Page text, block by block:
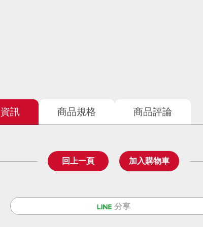
訊 商品規格 商品評論
回上一頁
分享